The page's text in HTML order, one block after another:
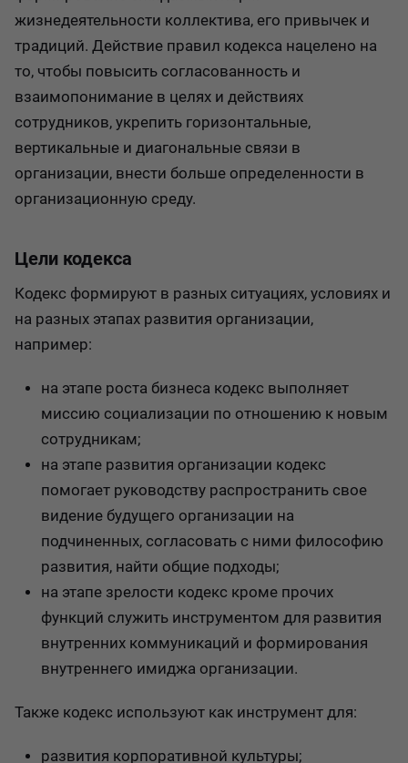
жизнедеятельности коллектива, его привычек и
традиций. Действие правил кодекса нацелено на
то, чтобы повысить согласованность и
взаимопонимание в целях и действиях
сотрудников, укрепить горизонтальные,
вертикальные и диагональные связи в
организации, внести больше определенности в
организационную среду.
Цели кодекса
Кодекс формируют в разных ситуациях, условиях и
на разных этапах развития организации,
например:
на этапе роста бизнеса кодекс выполняет
миссию социализации по отношению к новым
сотрудникам;
на этапе развития организации кодекс
помогает руководству распространить свое
видение будущего организации на
подчиненных, согласовать с ними философию
развития, найти общие подходы;
на этапе зрелости кодекс кроме прочих
функций служить инструментом для развития
внутренних коммуникаций и формирования
внутреннего имиджа организации.
Также кодекс используют как инструмент для:
развития корпоративной культуры;